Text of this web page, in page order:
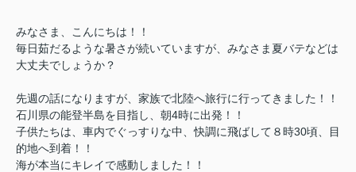
みなさま、こんにちは！！
毎日茹だるような暑さが続いていますが、みなさま夏バテなどは
大丈夫でしょうか？
先週の話になりますが、家族で北陸へ旅行に行ってきました！！
石川県の能登半島を目指し、朝4時に出発！！
子供たちは、車内でぐっすりな中、快調に飛ばして８時30頃、目
的地へ到着！！
海が本当にキレイで感動しました！！